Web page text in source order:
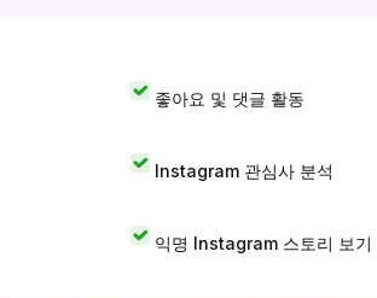
좋아요 및 댓글 활동
Instagram 관심사 분석
익명 Instagram 스토리 보기